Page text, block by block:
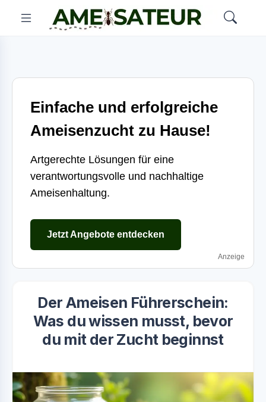
Einfache und erfolgreiche
Ameisenzucht zu Hause!
Artgerechte Lösungen für eine
verantwortungsvolle und nachhaltige
Ameisenhaltung.
Jetzt Angebote entdecken
Anzeige
Der Ameisen Führerschein:
Was du wissen musst, bevor
du mit der Zucht beginnst